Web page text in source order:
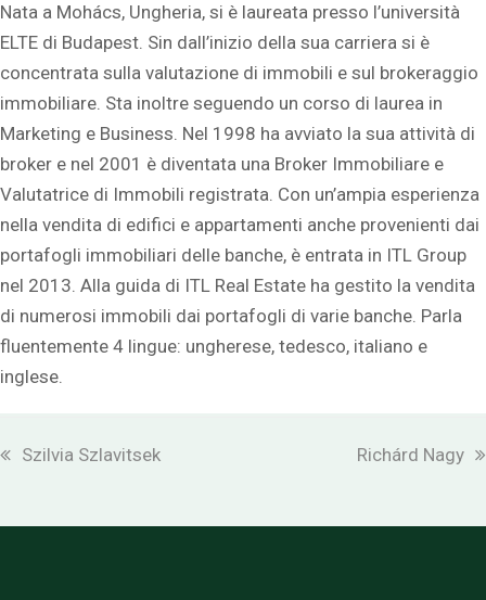
Nata a Mohács, Ungheria, si è laureata presso l’università
ELTE di Budapest. Sin dall’inizio della sua carriera si è
concentrata sulla valutazione di immobili e sul brokeraggio
immobiliare. Sta inoltre seguendo un corso di laurea in
Marketing e Business. Nel 1998 ha avviato la sua attività di
broker e nel 2001 è diventata una Broker Immobiliare e
Valutatrice di Immobili registrata. Con un’ampia esperienza
nella vendita di edifici e appartamenti anche provenienti dai
portafogli immobiliari delle banche, è entrata in ITL Group
nel 2013. Alla guida di ITL Real Estate ha gestito la vendita
di numerosi immobili dai portafogli di varie banche. Parla
fluentemente 4 lingue: ungherese, tedesco, italiano e
inglese.
previous
Szilvia Szlavitsek
next
Richárd Nagy